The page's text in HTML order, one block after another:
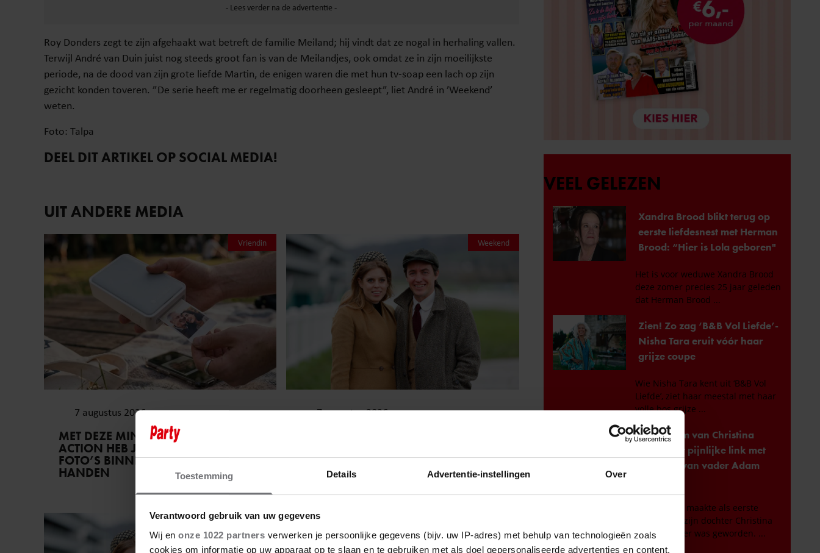
Toestemming Details Advertentie-instellingen Over
Verantwoord gebruik van uw gegevens
Wij en onze 1022 partners verwerken je persoonlijke gegevens (bijv. uw IP-adres) met behulp van technologieën zoals
cookies om informatie op uw apparaat op te slaan en te gebruiken met als doel gepersonaliseerde advertenties en content,
Roy Donders zegt te zijn afgehaakt wat betreft de familie Meiland; hij vindt dat ze nogal in herhaling vallen.
Terwijl André van Duin juist nog steeds groot fan is van de Meilandjes, ook omdat ze in zijn moeilijkste
periode, na de dood van zijn grote liefde Martin, de enigen waren die met hun tv-soap een lach op zijn
gezicht konden toveren. ”De serie heeft me er regelmatig doorheen gesleept”, liet André in ’Weekend’
weten.
Foto: Talpa
DEEL DIT ARTIKEL OP SOCIAL MEDIA!
UIT ANDERE MEDIA
Vriendin
7 augustus 2026
MET DEZE MINI FOTOPRINTER VAN
ACTION HEB JE JE FAVORIETE
FOTO’S BINNEN ÉÉN MINUUT IN
HANDEN
Weekend
7 augustus 2026
HUWELIJKSPROBLEMEN
Royalty